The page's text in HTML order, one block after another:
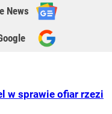
News
w sprawie ofiar rzezi